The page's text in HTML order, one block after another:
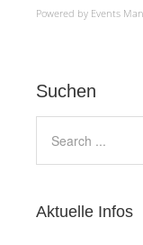
Powered by Events
Suchen
Aktuelle Infos